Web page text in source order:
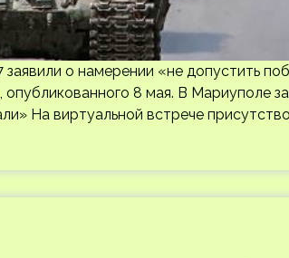
о намерении «не допустить
опубликованного 8 мая. В Мариуполе
На виртуальной встрече